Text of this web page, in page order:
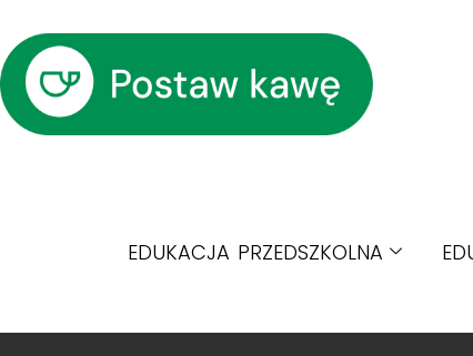
EDUKACJA PRZEDSZKOLNA